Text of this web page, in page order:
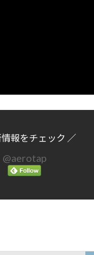
報をチェック ／
@aerotap